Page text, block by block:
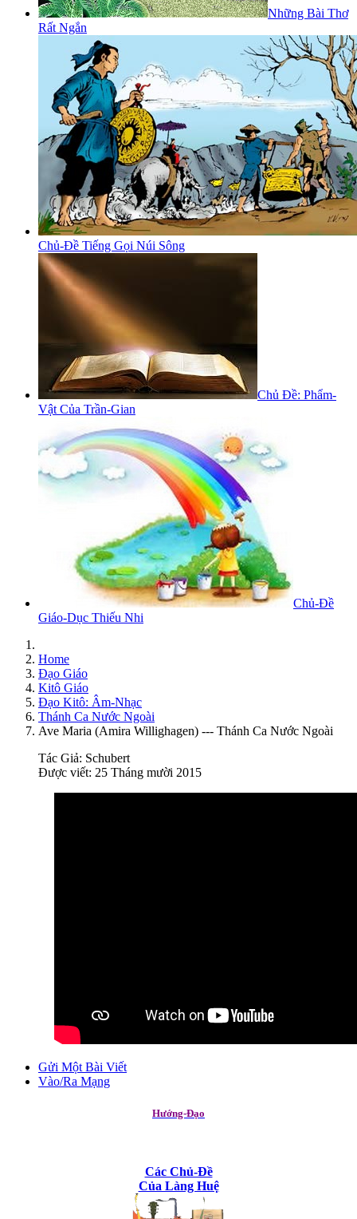
Những Bài Thơ
Rất Ngắn
Chủ-Đề Tiếng Gọi Núi Sông
Chủ Đề: Phẩm-
Vật Của Trần-Gian
Chủ-Đề
Giáo-Dục Thiếu Nhi
Home
Đạo Giáo
Kitô Giáo
Đạo Kitô: Âm-Nhạc
Thánh Ca Nước Ngoài
Ave Maria (Amira Willighagen) --- Thánh Ca Nước Ngoài
Tác Giả: Schubert
Được viết: 25 Tháng mười 2015
Gửi Một Bài Viết
Vào/Ra Mạng
Hướng-Đạo
Các Chủ-Đề
Của Làng Huệ